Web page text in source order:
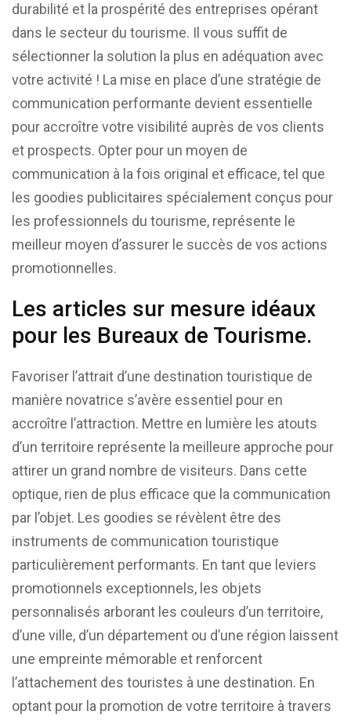
durabilité et la prospérité des entreprises opérant
dans le secteur du tourisme. Il vous suffit de
sélectionner la solution la plus en adéquation avec
votre activité ! La mise en place d’une stratégie de
communication performante devient essentielle
pour accroître votre visibilité auprès de vos clients
et prospects. Opter pour un moyen de
communication à la fois original et efficace, tel que
les goodies publicitaires spécialement conçus pour
les professionnels du tourisme, représente le
meilleur moyen d’assurer le succès de vos actions
promotionnelles.
Les articles sur mesure idéaux
pour les Bureaux de Tourisme.
Favoriser l’attrait d’une destination touristique de
manière novatrice s’avère essentiel pour en
accroître l’attraction. Mettre en lumière les atouts
d’un territoire représente la meilleure approche pour
attirer un grand nombre de visiteurs. Dans cette
optique, rien de plus efficace que la communication
par l’objet. Les goodies se révèlent être des
instruments de communication touristique
particulièrement performants. En tant que leviers
promotionnels exceptionnels, les objets
personnalisés arborant les couleurs d’un territoire,
d’une ville, d’un département ou d’une région laissent
une empreinte mémorable et renforcent
l’attachement des touristes à une destination. En
optant pour la promotion de votre territoire à travers